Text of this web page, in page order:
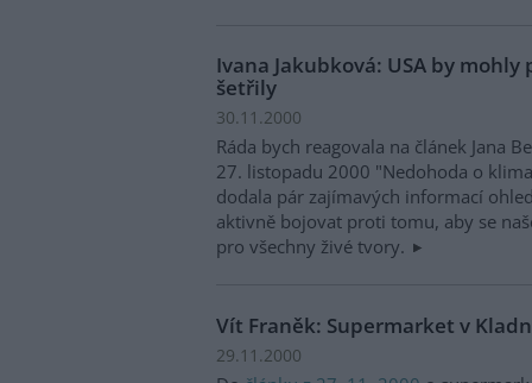
Ivana Jakubková: USA by
šetřily
30.11.2000
Ráda bych reagovala na článek Jana
27. listopadu 2000 "Nedohoda o
dodala pár zajímavých informací
aktivně bojovat proti tomu, aby se
pro všechny živé tvory.
Vít Franěk: Supermarket v
29.11.2000